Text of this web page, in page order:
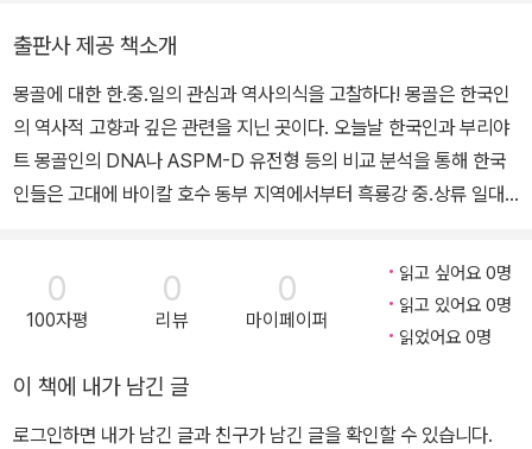
래전략연구원 원장이다. 저서로는 『미중 패권전쟁과 문재인의 운명
(글마당 2019),『김정은 체제와 북한의 개혁개방』(나남출판사 202
1), 『통일선진국의 전략을 묻다』(2015, 공저) 등이 있다.
출판사 제공 책소개
몽골에 대한 한.중.일의 관심과 역사의식을 고찰하다! 몽골은 한국인
의 역사적 고향과 깊은 관련을 지닌 곳이다. 오늘날 한국인과 부리야
트 몽골인의 DNA나 ASPM-D 유전형 등의 비교 분석을 통해 한국
인들은 고대에 바이칼 호수 동부 지역에서부터 흑룡강 중.상류 일대
고 이 지역은 13세기에 나타난 칭기스칸이란 걸출한 인물로 인해 몽
골이라는 명칭으로 고정되었다. 몽골은 조화와 융합을 강조하는 팍
스-몽골리카라는 시대이념을 인류사에 남겼다. 그러나 우리는 그들
의 이념인 팍스-몽골리카가 우리 민족에게 예부터 전승되는 홍익인
간일 가능성이 높다는 것을 연관시켜 생각해본 일이 없다. 이에 반해
0
100자평
0
리뷰
0
마이페이퍼
읽고 싶어요 0명
읽고 있어요 0명
읽었어요 0명
이 책에 내가 남긴 글
로그인하면 내가 남긴 글과 친구가 남긴 글을 확인할 수 있습니다.